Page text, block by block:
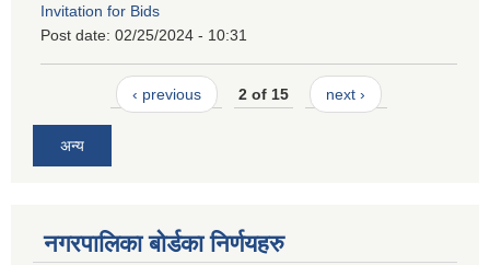
Invitation for Bids
Post date: 02/25/2024 - 10:31
‹ previous 2 of 15 next ›
अन्य
नगरपालिका बोर्डका निर्णयहरु